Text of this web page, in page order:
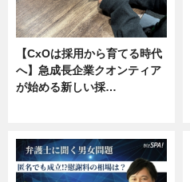
【CxOは採用から育てる時代
へ】急成長企業クオンティア
が始める新しい採…